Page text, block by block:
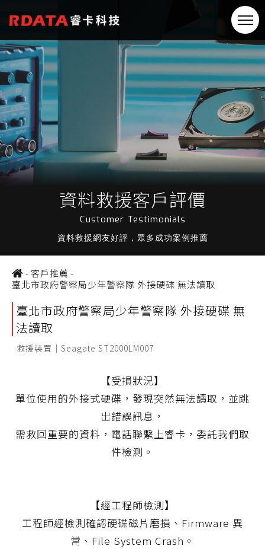
資料救援客戶評價
Customer Testimonials
資料救援網友好評，眾多成功案例推薦
-客戶推薦 -
臺北市政府警察局少年警察隊 外接硬碟 無法讀取
臺北市政府警察局少年警察隊 外接硬碟 無
法讀取
救援裝置｜Seagate ST2000LM007
【受損狀況】
單位使用的外接式硬碟，發現突然無法讀取，並跳
出錯誤訊息，
需救回重要的資料，電話聯繫上睿卡，委託我們取
件檢測。
【經工程師檢測】
工程師經檢測確認硬碟磁片磨損、Firmware 異
常、File System Crash。